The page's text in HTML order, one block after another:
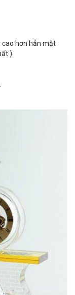
cao hơn hẳn mặt
)